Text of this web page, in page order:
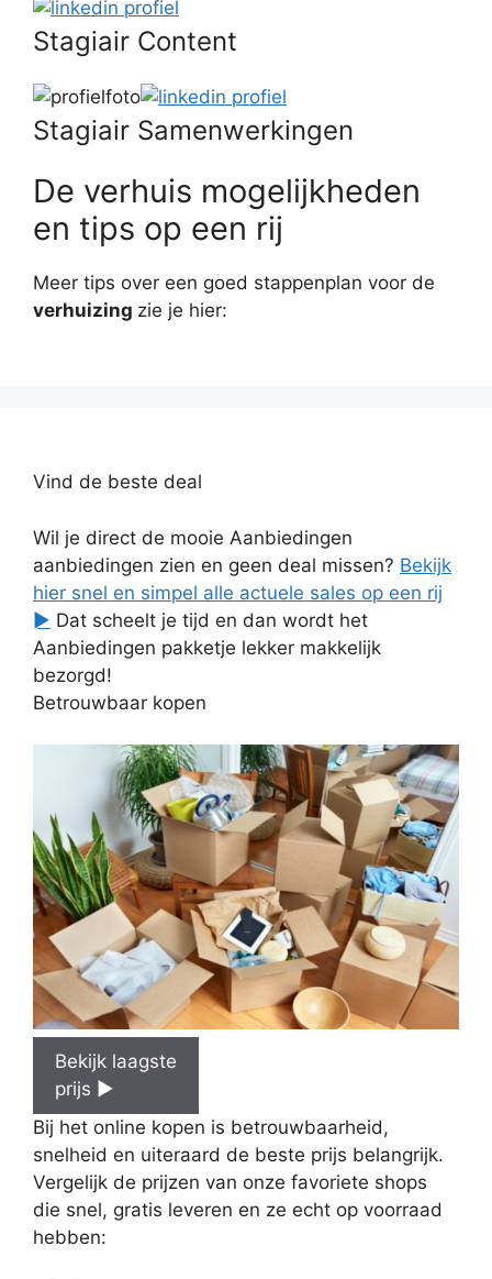
Stagiair Content
Stagiair Samenwerkingen
De verhuis mogelijkheden
en tips op een rij
Meer tips over een goed stappenplan voor de
verhuizing zie je hier:
Vind de beste deal
Wil je direct de mooie Aanbiedingen
aanbiedingen zien en geen deal missen? Bekijk
hier snel en simpel alle actuele sales op een rij
► Dat scheelt je tijd en dan wordt het
Aanbiedingen pakketje lekker makkelijk
bezorgd!
Betrouwbaar kopen
Bekijk laagste
prijs ►
Bij het online kopen is betrouwbaarheid,
snelheid en uiteraard de beste prijs belangrijk.
Vergelijk de prijzen van onze favoriete shops
die snel, gratis leveren en ze echt op voorraad
hebben: